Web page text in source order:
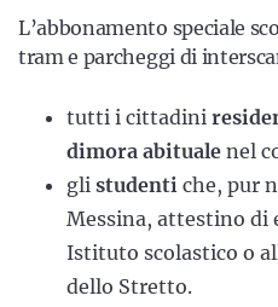
L’abbonamento speciale
tram e parcheggi di
tutti i cittadini
dimora abituale nel
gli studenti che, pur
Messina, attestino di
Istituto scolastico o
dello Stretto.